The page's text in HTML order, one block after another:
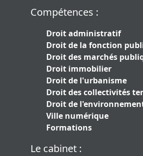
Compétences :
Droit administratif
Droit de la fonction
Droit des marchés
Droit immobilier
Droit de l'urbanisme
Droit des collectivités
Droit de
Ville numérique
Formations
Le cabinet :